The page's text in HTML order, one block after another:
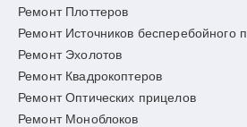
Ремонт Плоттеров
Ремонт Источников бесперебойного
Ремонт Эхолотов
Ремонт Квадрокоптеров
Ремонт Оптических прицелов
Ремонт Моноблоков